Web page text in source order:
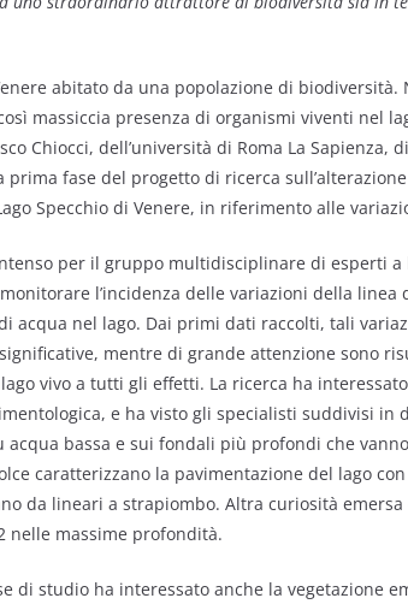
abitato da una popolazione di
massiccia presenza di organismi viventi nel
Chiocci, dell’università di Roma La Sapienza,
prima fase del progetto di ricerca
Specchio di Venere, in riferimento alle
per il gruppo multidisciplinare di esperti a
l’incidenza delle variazioni della
acqua nel lago. Dai primi dati raccolti, tali
mentre di grande attenzione sono
vivo a tutti gli effetti. La ricerca ha
e ha visto gli specialisti suddivisi in
acqua bassa e sui fondali più profondi che
caratterizzano la pavimentazione del lago
da lineari a strapiombo. Altra curiosità
nelle massime profondità.
di studio ha interessato anche la vegetazione